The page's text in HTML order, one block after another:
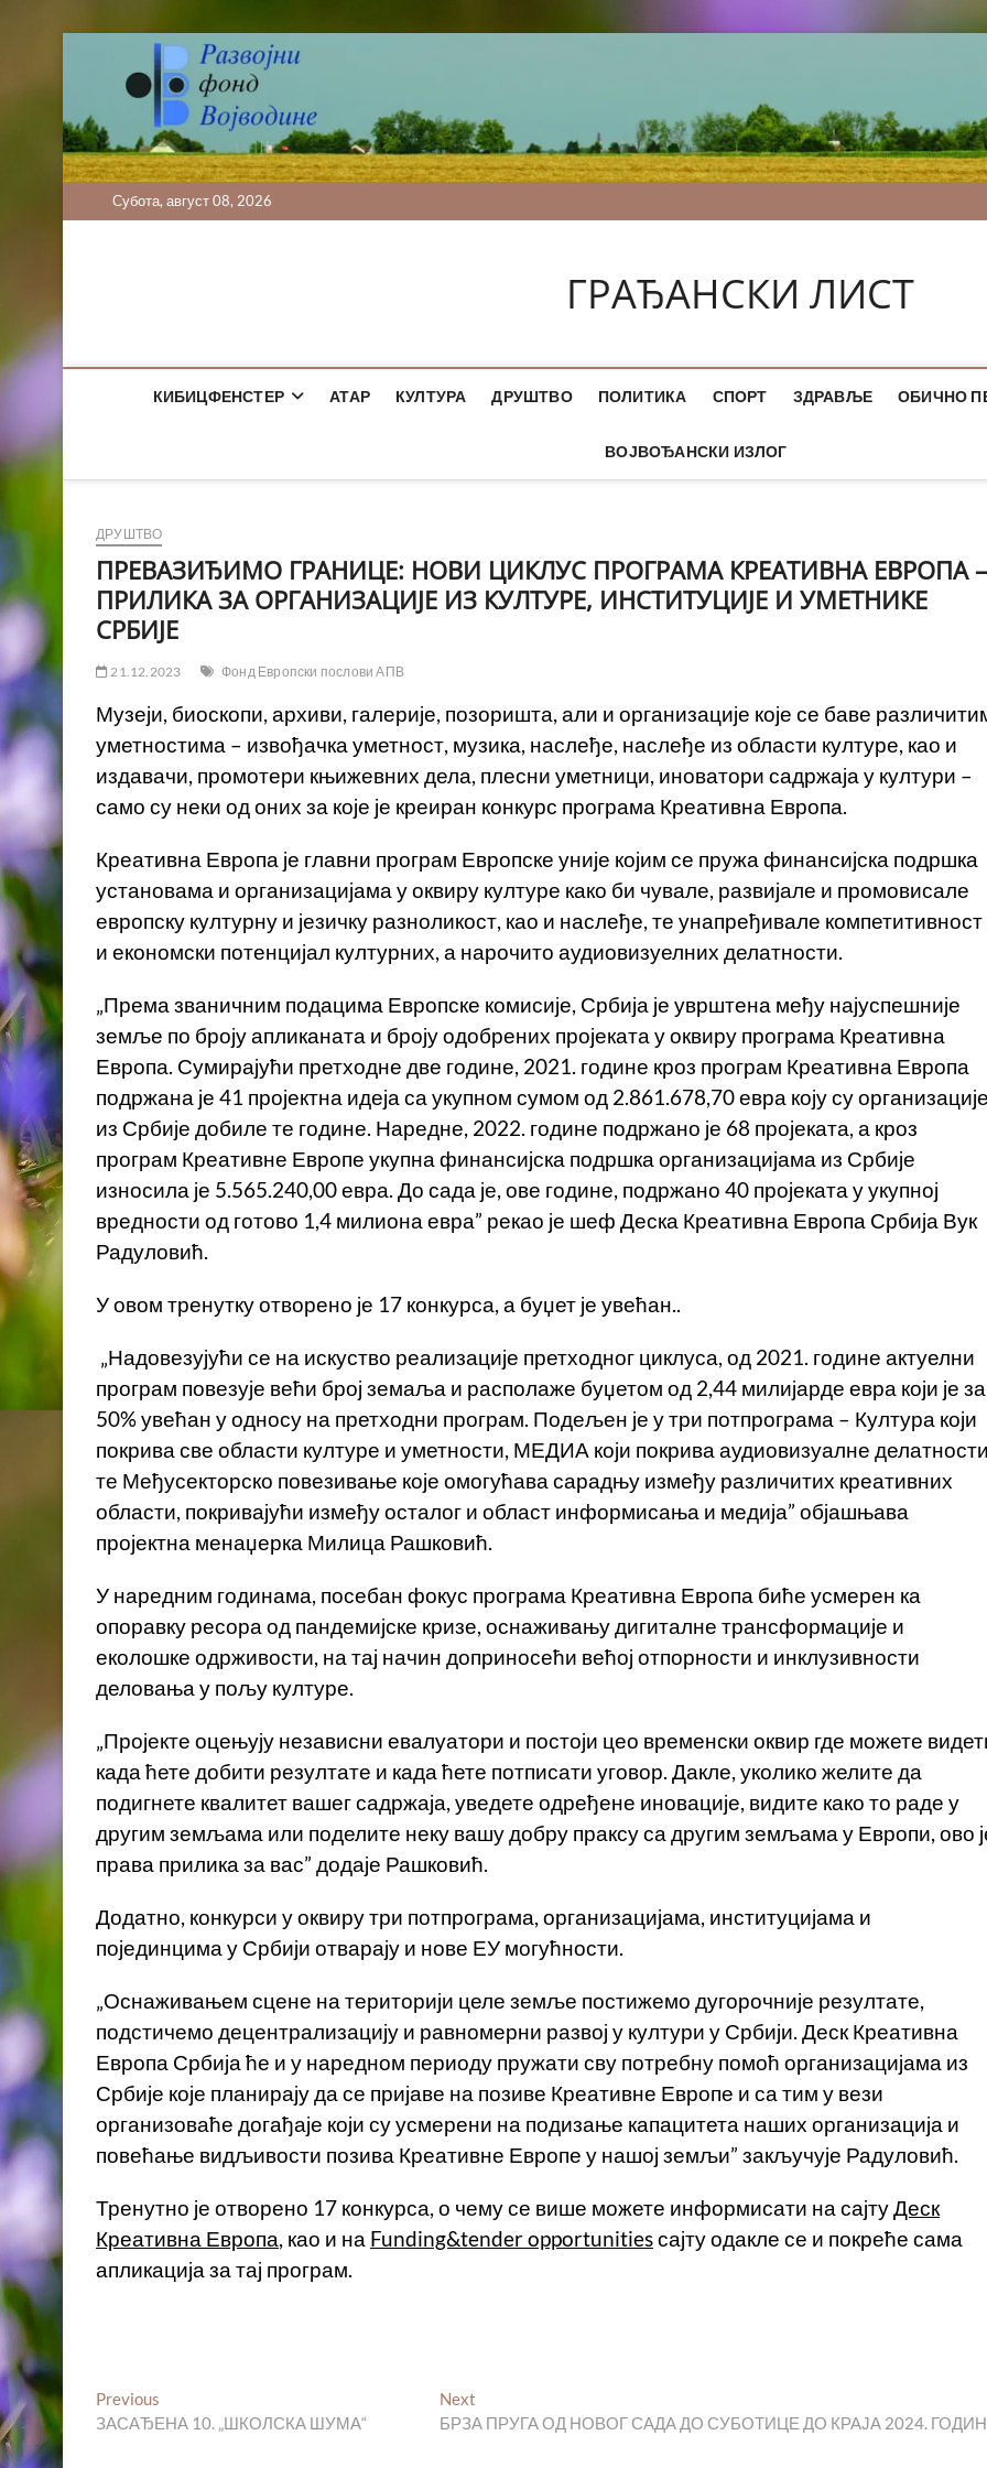
Субота, август 08, 2026
ГРАЂАНСКИ ЛИСТ
КИБИЦФЕНСТЕР АТАР КУЛТУРА ДРУШТВО ПОЛИТИКА СПОРТ ЗДРАВЉЕ ОБИЧНО
ВОЈВОЂАНСКИ ИЗЛОГ
ДРУШТВО
ПРЕВАЗИЂИМО ГРАНИЦЕ: НОВИ ЦИКЛУС ПРОГРАМА КРЕАТИВНА ЕВРОПА –
ПРИЛИКА ЗА ОРГАНИЗАЦИЈЕ ИЗ КУЛТУРЕ, ИНСТИТУЦИЈЕ И УМЕТНИКЕ
СРБИЈЕ
21.12.2023 Фонд Европски послови АПВ
Музеји, биоскопи, архиви, галерије, позоришта, али и организације које се баве
уметностима – извођачка уметност, музика, наслеђе, наслеђе из области културе, као и
издавачи, промотери књижевних дела, плесни уметници, иноватори садржаја у култури –
само су неки од оних за које је креиран конкурс програма Креативна Европа.
Креативна Европа је главни програм Европске уније којим се пружа финансијска подршка
установама и организацијама у оквиру културе како би чувале, развијале и промовисале
европску културну и језичку разноликост, као и наслеђе, те унапређивале компетитивност
и економски потенцијал културних, а нарочито аудиовизуелних делатности.
„Према званичним подацима Европске комисије, Србија је уврштена међу најуспешније
земље по броју апликаната и броју одобрених пројеката у оквиру програма Креативна
Европа. Сумирајући претходне две године, 2021. године кроз програм Креативна Европа
подржана је 41 пројектна идеја са укупном сумом од 2.861.678,70 евра коју су
из Србије добиле те године. Наредне, 2022. године подржано је 68 пројеката, а кроз
програм Креативне Европе укупна финансијска подршка организацијама из Србије
износила је 5.565.240,00 евра. До сада је, ове године, подржано 40 пројеката у укупној
вредности од готово 1,4 милиона евра” рекао је шеф Деска Креативна Европа Србија Вук
Радуловић.
У овом тренутку отворено је 17 конкурса, а буџет је увећан..
„Надовезујући се на искуство реализације претходног циклуса, од 2021. године актуелни
програм повезује већи број земаља и располаже буџетом од 2,44 милијарде евра који је за
50% увећан у односу на претходни програм. Подељен је у три потпрограма – Култура који
покрива све области културе и уметности, МЕДИА који покрива аудиовизуалне
те Међусекторско повезивање које омогућава сарадњу између различитих креативних
области, покривајући између осталог и област информисања и медија” објашњава
пројектна менаџерка Милица Рашковић.
У наредним годинама, посебан фокус програма Креативна Европа биће усмерен ка
опоравку ресора од пандемијске кризе, оснаживању дигиталне трансформације и
еколошке одрживости, на тај начин доприносећи већој отпорности и инклузивности
деловања у пољу културе.
„Пројекте оцењују независни евалуатори и постоји цео временски оквир где можете
када ћете добити резултате и када ћете потписати уговор. Дакле, уколико желите да
подигнете квалитет вашег садржаја, уведете одређене иновације, видите како то раде у
другим земљама или поделите неку вашу добру праксу са другим земљама у Европи, ово
права прилика за вас” додаје Рашковић.
Додатно, конкурси у оквиру три потпрограма, организацијама, институцијама и
појединцима у Србији отварају и нове ЕУ могућности.
„Оснаживањем сцене на територији целе земље постижемо дугорочније резултате,
подстичемо децентрализацију и равномерни развој у култури у Србији. Деск Креативна
Европа Србија ће и у наредном периоду пружати сву потребну помоћ организацијама из
Србије које планирају да се пријаве на позиве Креативне Европе и са тим у вези
организоваће догађаје који су усмерени на подизање капацитета наших организација и
повећање видљивости позива Креативне Европе у нашој земљи” закључује Радуловић.
Тренутно је отворено 17 конкурса, о чему се више можете информисати на сајтуДеск
Креативна Европа, као и на Funding&tender opportunitiesсајту одакле се и покреће сама
апликација за тај програм.
Кретање
чланка
Previous
post:
ЗАСАЂЕНА 10. „ШКОЛСКА ШУМА“
Next
post:
БРЗА ПРУГА ОД НОВОГ САДА ДО СУБОТИЦЕ ДО КРАЈА 2024.